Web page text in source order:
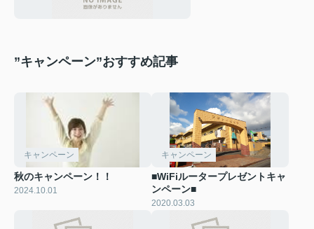
”キャンペーン”おすすめ記事
キャンペーン
秋のキャンペーン！！
2024.10.01
キャンペーン
■WiFiルータープレゼントキャ
ンペーン■
2020.03.03